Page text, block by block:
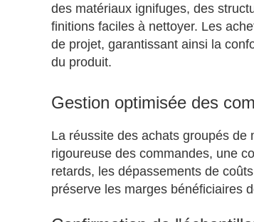
des matériaux ignifuges, des
finitions faciles à nettoyer. Les
de projet, garantissant ainsi la
du produit.
Gestion optimisée des
La réussite des achats groupés de
rigoureuse des commandes, une
retards, les dépassements de
préserve les marges bénéficiaires